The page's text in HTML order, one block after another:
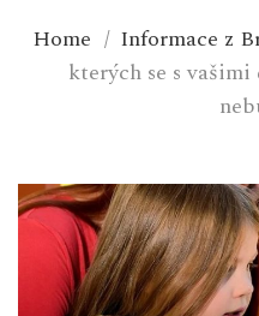
Home / Informace z
kterých se s